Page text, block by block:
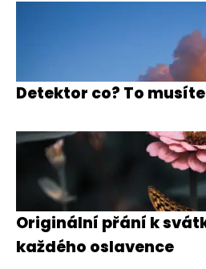
Detektor co? To
Originální přání k
každého oslavence